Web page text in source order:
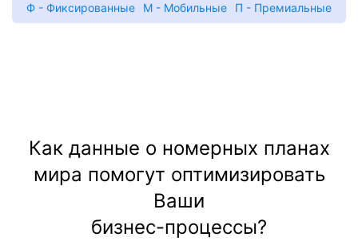
Ф - Фиксированные М - Мобильные П - Премиальные
Как данные о номерных планах
мира помогут оптимизировать
Ваши
бизнес-процессы?